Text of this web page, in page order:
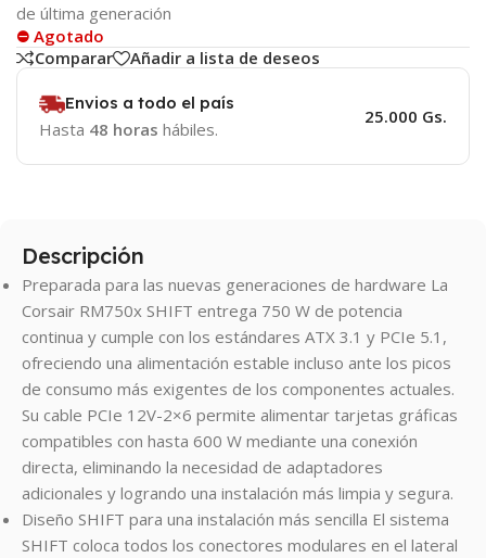
de última generación
⛔ Agotado
Comparar
Añadir a lista de deseos
Envios a todo el país
Hasta 48 horas hábiles.
25.000 Gs.
Descripción
Preparada para las nuevas generaciones de hardware La
Corsair RM750x SHIFT entrega 750 W de potencia
continua y cumple con los estándares ATX 3.1 y PCIe 5.1,
ofreciendo una alimentación estable incluso ante los picos
de consumo más exigentes de los componentes actuales.
Su cable PCIe 12V-2×6 permite alimentar tarjetas gráficas
compatibles con hasta 600 W mediante una conexión
directa, eliminando la necesidad de adaptadores
adicionales y logrando una instalación más limpia y segura.
Diseño SHIFT para una instalación más sencilla El sistema
SHIFT coloca todos los conectores modulares en el lateral